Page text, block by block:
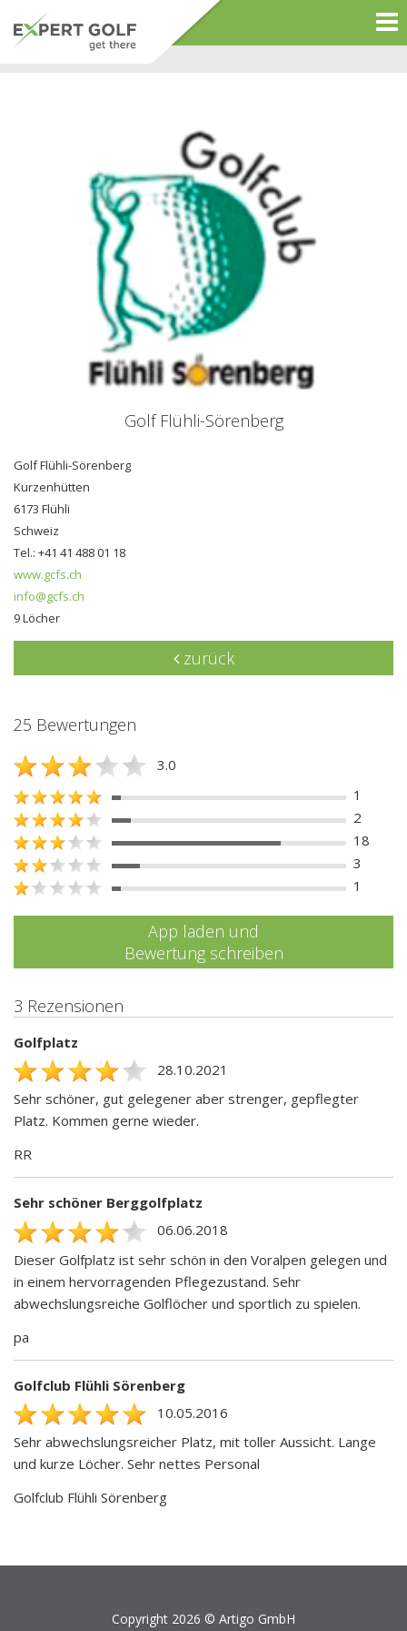
Golf Flühli-Sörenberg
Golf Flühli-Sörenberg
Kurzenhütten
6173 Flühli
Schweiz
Tel.: +41 41 488 01 18
www.gcfs.ch
info@gcfs.ch
9 Löcher
zurück
25 Bewertungen
3.0
1
2
18
3
1
App laden und
Bewertung schreiben
3 Rezensionen
Golfplatz
28.10.2021
Sehr schöner, gut gelegener aber strenger, gepflegter
Platz. Kommen gerne wieder.
RR
Sehr schöner Berggolfplatz
06.06.2018
Dieser Golfplatz ist sehr schön in den Voralpen gelegen und
in einem hervorragenden Pflegezustand. Sehr
abwechslungsreiche Golflöcher und sportlich zu spielen.
pa
Golfclub Flühli Sörenberg
10.05.2016
Sehr abwechslungsreicher Platz, mit toller Aussicht. Lange
und kurze Löcher. Sehr nettes Personal
Golfclub Flühli Sörenberg
Copyright 2026 © Artigo GmbH